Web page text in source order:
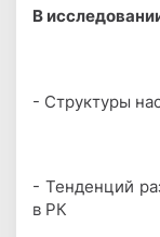
В
- Структуры
- Тенденций
в РК